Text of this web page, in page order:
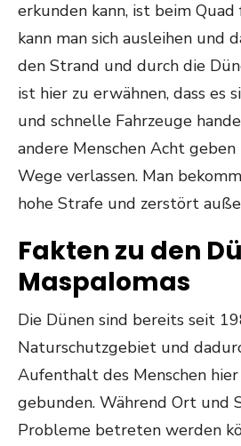
erkunden kann, ist beim Quad
kann man sich ausleihen und
den Strand und durch die
ist hier zu erwähnen, dass es
und schnelle Fahrzeuge
andere Menschen Acht
Wege verlassen. Man
hohe Strafe und zerstört
Fakten zu den
Maspalomas
Die Dünen sind bereits seit
Naturschutzgebiet und
Aufenthalt des Menschen
gebunden. Während Ort und
Probleme betreten werden